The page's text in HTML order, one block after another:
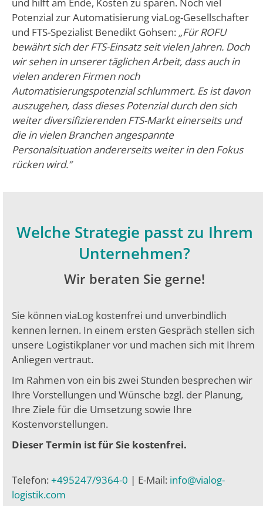
Potenzial zur Automatisierung viaLog-Gesellschafter
und FTS-Spezialist Benedikt Gohsen: „Für ROFU
bewährt sich der FTS-Einsatz seit vielen Jahren. Doch
wir sehen in unserer täglichen Arbeit, dass auch in
vielen anderen Firmen noch
Automatisierungspotenzial schlummert. Es ist davon
auszugehen, dass dieses Potenzial durch den sich
weiter diversifizierenden FTS-Markt einerseits und
die in vielen Branchen angespannte
Personalsituation andererseits weiter in den Fokus
rücken wird.“
Welche Strategie passt zu Ihrem
Unternehmen?
Wir beraten Sie gerne!
Sie können viaLog kostenfrei und unverbindlich
kennen lernen. In einem ersten Gespräch stellen sich
unsere Logistikplaner vor und machen sich mit Ihrem
Anliegen vertraut.
Im Rahmen von ein bis zwei Stunden besprechen wir
Ihre Vorstellungen und Wünsche bzgl. der Planung,
Ihre Ziele für die Umsetzung sowie Ihre
Kostenvorstellungen.
Dieser Termin ist für Sie kostenfrei.
Telefon: +495247/9364-0 | E-Mail: info@vialog-
logistik.com